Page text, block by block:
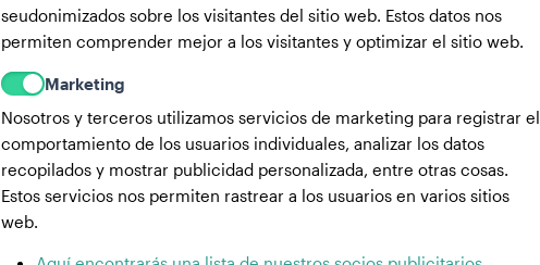
seudonimizados sobre los visitantes del sitio web. Estos datos nos
permiten comprender mejor a los visitantes y optimizar el sitio web.
Marketing
Nosotros y terceros utilizamos servicios de marketing para registrar el
comportamiento de los usuarios individuales, analizar los datos
recopilados y mostrar publicidad personalizada, entre otras cosas.
Estos servicios nos permiten rastrear a los usuarios en varios sitios
web.